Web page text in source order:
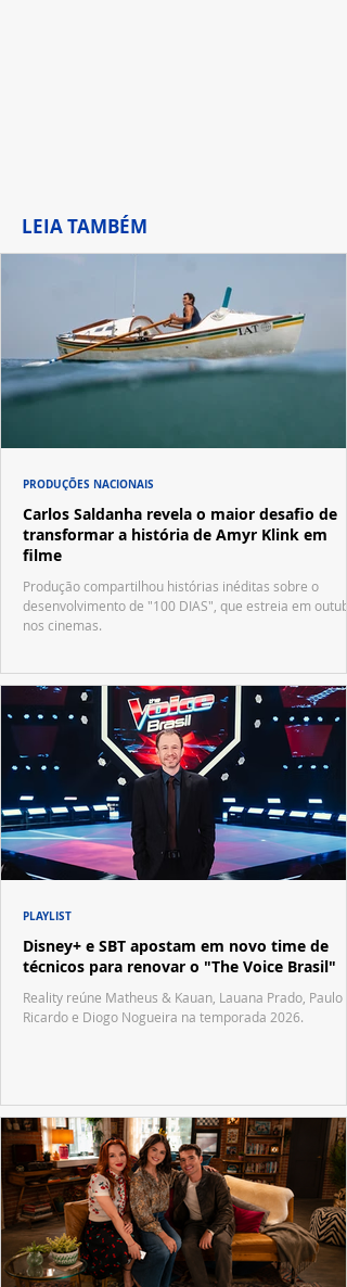
LEIA TAMBÉM
Carlos Saldanha revela o maior desafio de
transformar a história de Amyr Klink em
filme
Produção compartilhou histórias inéditas sobre o
desenvolvimento de "100 DIAS", que estreia em
nos cinemas.
PRODUÇÕES NACIONAIS
Disney+ e SBT apostam em novo time de
técnicos para renovar o "The Voice Brasil"
Reality reúne Matheus & Kauan, Lauana Prado, Paulo
Ricardo e Diogo Nogueira na temporada 2026.
PLAYLIST